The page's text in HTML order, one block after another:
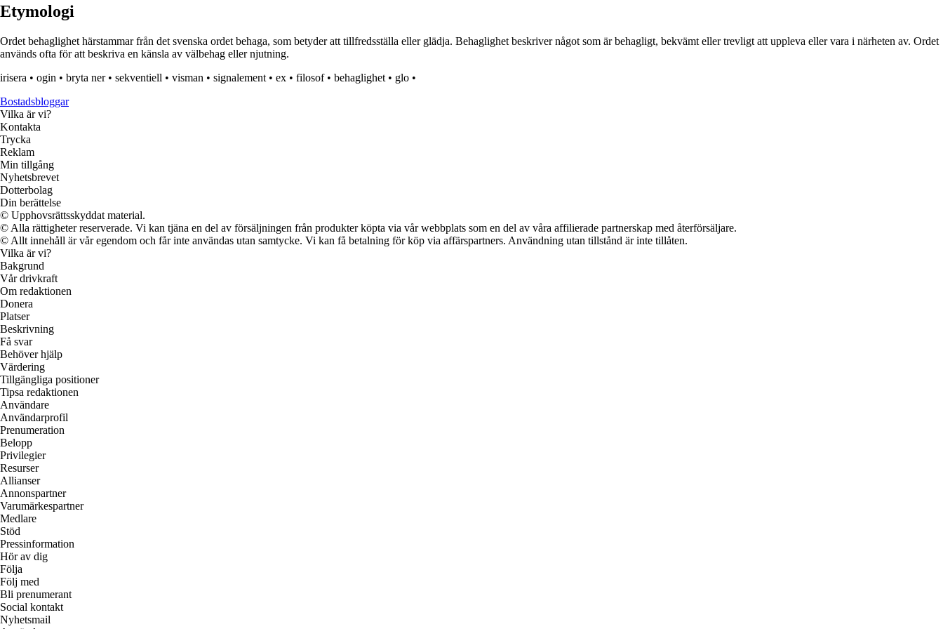
Etymologi
Ordet behaglighet härstammar från det svenska ordet behaga, som betyder att tillfredsställa eller glädja. Behaglighet beskriver något som är behagligt, bekvämt eller trevligt att uppleva eller vara i närheten av. Ordet
används ofta för att beskriva en känsla av välbehag eller njutning.
irisera • ogin • bryta ner• sekventiell • visman • signalement • ex • filosof• behaglighet • glo •
Bostadsbloggar
Vilka är vi?
Kontakta
Trycka
Reklam
Min tillgång
Nyhetsbrevet
Dotterbolag
Din berättelse
© Upphovsrättsskyddat material.
© Alla rättigheter reserverade. Vi kan tjäna en del av försäljningen från produkter köpta via vår webbplats som en del av våra affilierade partnerskap med återförsäljare.
© Allt innehåll är vår egendom och får inte användas utan samtycke. Vi kan få betalning för köp via affärspartners. Användning utan tillstånd är inte tillåten.
Vilka är vi?
Bakgrund
Vår drivkraft
Om redaktionen
Donera
Platser
Beskrivning
Få svar
Behöver hjälp
Värdering
Tillgängliga positioner
Tipsa redaktionen
Användare
Användarprofil
Prenumeration
Belopp
Privilegier
Resurser
Allianser
Annonspartner
Varumärkespartner
Medlare
Stöd
Pressinformation
Hör av dig
Följa
Följ med
Bli prenumerant
Social kontakt
Nyhetsmail